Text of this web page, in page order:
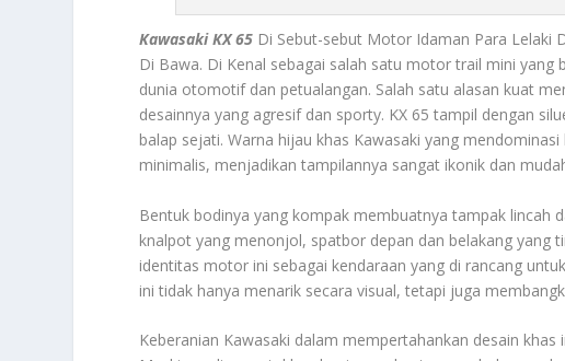
Kawasaki KX 65 Di Sebut-sebut Motor Idaman Para Lelaki
Di Bawa. Di Kenal sebagai salah satu motor trail mini
dunia otomotif dan petualangan. Salah satu alasan kuat
desainnya yang agresif dan sporty. KX 65 tampil dengan
balap sejati. Warna hijau khas Kawasaki yang
minimalis, menjadikan tampilannya sangat ikonik dan
Bentuk bodinya yang kompak membuatnya tampak lincah
knalpot yang menonjol, spatbor depan dan belakang yang
identitas motor ini sebagai kendaraan yang di rancang
ini tidak hanya menarik secara visual, tetapi juga
Keberanian Kawasaki dalam mempertahankan desain